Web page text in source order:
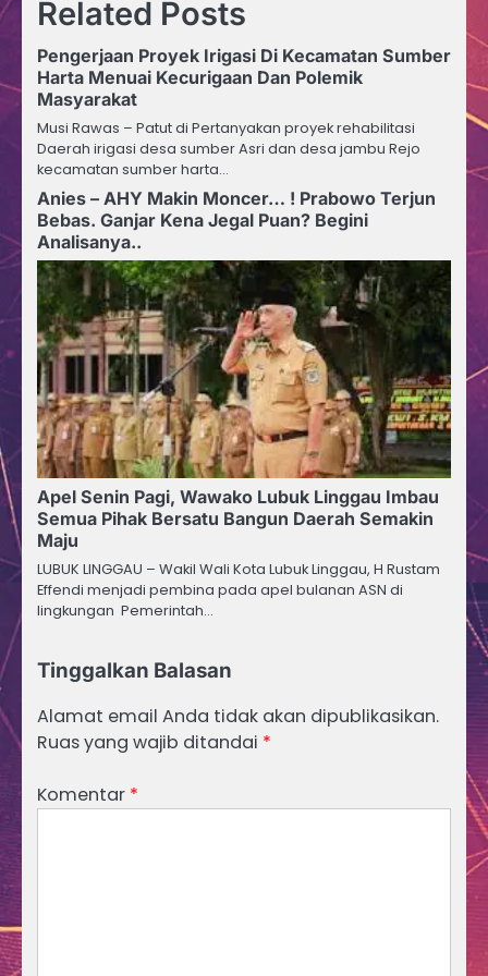
Related Posts
Pengerjaan Proyek Irigasi Di Kecamatan Sumber
Harta Menuai Kecurigaan Dan Polemik
Masyarakat
Musi Rawas – Patut di Pertanyakan proyek rehabilitasi
Daerah irigasi desa sumber Asri dan desa jambu Rejo
kecamatan sumber harta…
Anies – AHY Makin Moncer… ! Prabowo Terjun
Bebas. Ganjar Kena Jegal Puan? Begini
Analisanya..
Apel Senin Pagi, Wawako Lubuk Linggau Imbau
Semua Pihak Bersatu Bangun Daerah Semakin
Maju
LUBUK LINGGAU – Wakil Wali Kota Lubuk Linggau, H Rustam
Effendi menjadi pembina pada apel bulanan ASN di
lingkungan Pemerintah…
Tinggalkan Balasan
Alamat email Anda tidak akan dipublikasikan.
Ruas yang wajib ditandai *
Komentar *